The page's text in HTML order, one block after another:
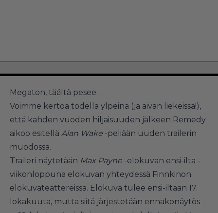
Megaton, täältä pesee…
Voimme kertoa todella ylpeinä (ja aivan liekeissä!),
että kahden vuoden hiljaisuuden jälkeen Remedy
aikoo esitellä Alan Wake -peliään uuden trailerin
muodossa.
Traileri näytetään Max Payne -elokuvan ensi-ilta -
viikonloppuna elokuvan yhteydessä Finnkinon
elokuvateattereissa. Elokuva tulee ensi-iltaan 17.
lokakuuta, mutta siitä järjestetään ennakonäytös